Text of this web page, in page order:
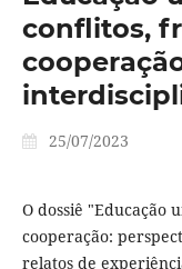
conflitos,
25/07/2023
O dossiê "Educação
cooperação:
relatos de